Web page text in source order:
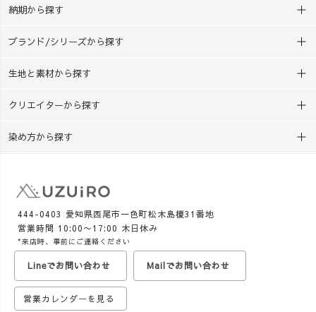
納期から探す
ブランド/シリーズから探す
生地と素材から探す
クリエイターから探す
染め方から探す
444-0403 愛知県西尾市一色町松木島榎31番地
営業時間 10:00〜17:00 木日休み
*来店時、事前にご連絡ください
Lineでお問い合わせ Mailでお問い合わせ
営業カレンダーを見る